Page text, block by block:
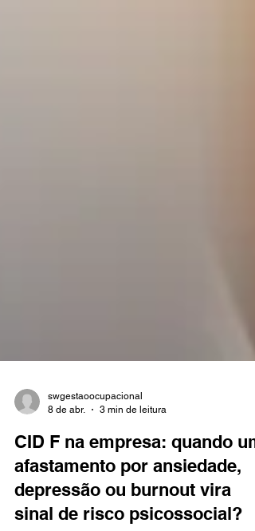
8 de abr.
3 min de leitura
CID F na empresa: quando um
afastamento por ansiedade,
depressão ou burnout vira